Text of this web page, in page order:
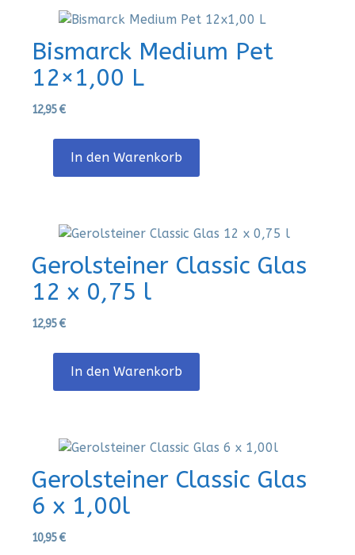
Bismarck Medium Pet
12×1,00 L
12,95€
In den Warenkorb
Gerolsteiner Classic Glas
12 x 0,75 l
12,95€
In den Warenkorb
Gerolsteiner Classic Glas
6 x 1,00l
10,95€